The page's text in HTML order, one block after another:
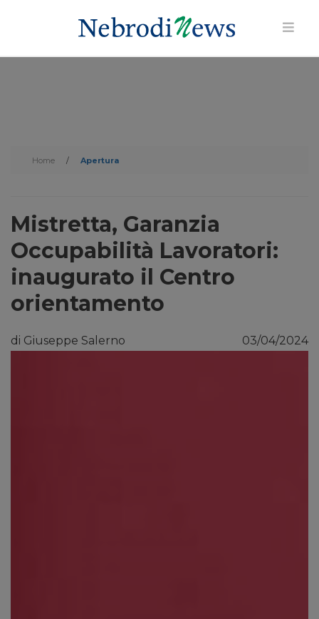
Home / Apertura
Mistretta, Garanzia
Occupabilità Lavoratori:
inaugurato il Centro
orientamento
di Giuseppe Salerno 03/04/2024